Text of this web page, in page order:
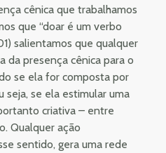
cênica que trabalhamos
que “doar é um verbo
salientamos que qualquer
da presença cênica para o
se ela for composta por
seja, se ela estimular uma
criativa – entre
Qualquer ação
sentido, gera uma rede